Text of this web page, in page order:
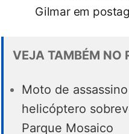
Gilmar em
VEJA TAMBÉM NO
Moto de
helicóptero
Parque Mosaico